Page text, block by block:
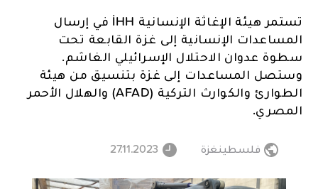
تستمر هيئة الإغاثة الإنسانية İHH في إرسال
المساعدات الإنسانية إلى غزة القابعة تحت
سطوة عدوان الاحتلال الإسرائيلي الغاشم.
وستصل المساعدات إلى غزة بتنسيق من هيئة
الطوارئ والكوارث التركية (AFAD) والهلال الأحمر
المصري.
فلسطينغزة 27.11.2023